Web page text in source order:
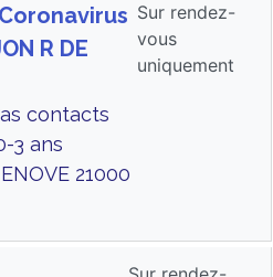
R DE
contacts
3 ans
21000
Sur rendez-
vous
uniquement